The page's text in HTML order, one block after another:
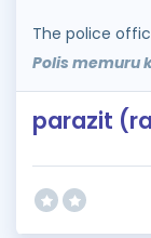
The police
Polis memuru
parazit